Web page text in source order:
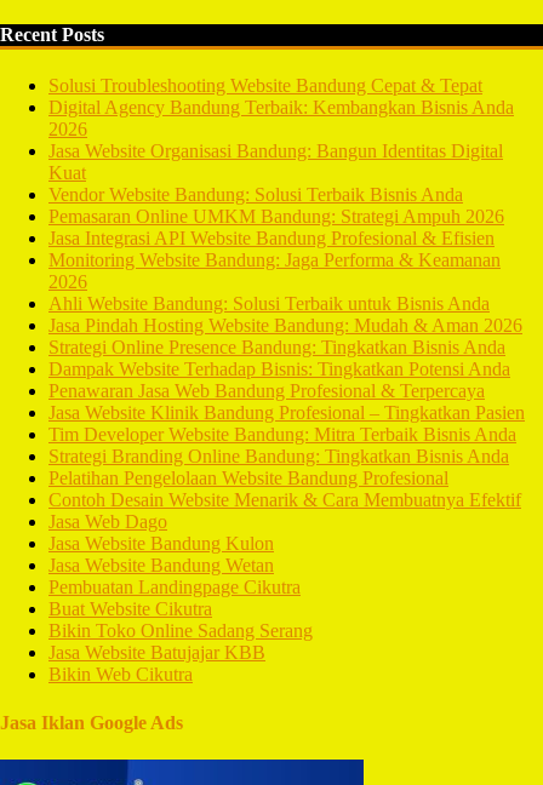
Recent Posts
Solusi Troubleshooting Website Bandung Cepat & Tepat
Digital Agency Bandung Terbaik: Kembangkan Bisnis Anda
2026
Jasa Website Organisasi Bandung: Bangun Identitas Digital
Kuat
Vendor Website Bandung: Solusi Terbaik Bisnis Anda
Pemasaran Online UMKM Bandung: Strategi Ampuh 2026
Jasa Integrasi API Website Bandung Profesional & Efisien
Monitoring Website Bandung: Jaga Performa & Keamanan
2026
Ahli Website Bandung: Solusi Terbaik untuk Bisnis Anda
Jasa Pindah Hosting Website Bandung: Mudah & Aman 2026
Strategi Online Presence Bandung: Tingkatkan Bisnis Anda
Dampak Website Terhadap Bisnis: Tingkatkan Potensi Anda
Penawaran Jasa Web Bandung Profesional & Terpercaya
Jasa Website Klinik Bandung Profesional – Tingkatkan Pasien
Tim Developer Website Bandung: Mitra Terbaik Bisnis Anda
Strategi Branding Online Bandung: Tingkatkan Bisnis Anda
Pelatihan Pengelolaan Website Bandung Profesional
Contoh Desain Website Menarik & Cara Membuatnya Efektif
Jasa Web Dago
Jasa Website Bandung Kulon
Jasa Website Bandung Wetan
Pembuatan Landingpage Cikutra
Buat Website Cikutra
Bikin Toko Online Sadang Serang
Jasa Website Batujajar KBB
Bikin Web Cikutra
Jasa Iklan Google Ads